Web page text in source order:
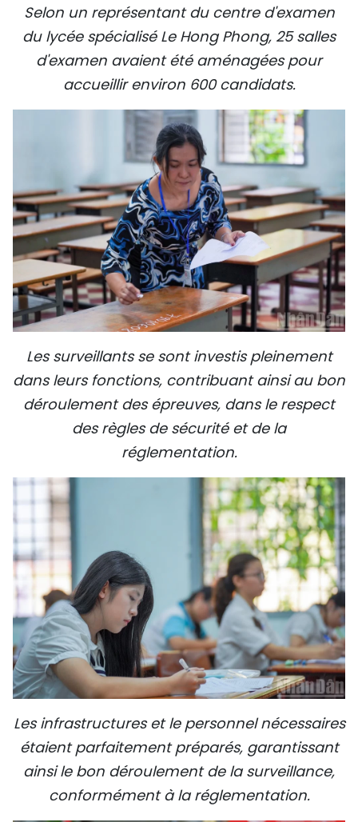
Selon un représentant du centre d'examen
du lycée spécialisé Le Hong Phong, 25 salles
d'examen avaient été aménagées pour
accueillir environ 600 candidats.
Les surveillants se sont investis pleinement
dans leurs fonctions, contribuant ainsi au bon
déroulement des épreuves, dans le respect
des règles de sécurité et de la
réglementation.
Les infrastructures et le personnel nécessaires
étaient parfaitement préparés, garantissant
ainsi le bon déroulement de la surveillance,
conformément à la réglementation.